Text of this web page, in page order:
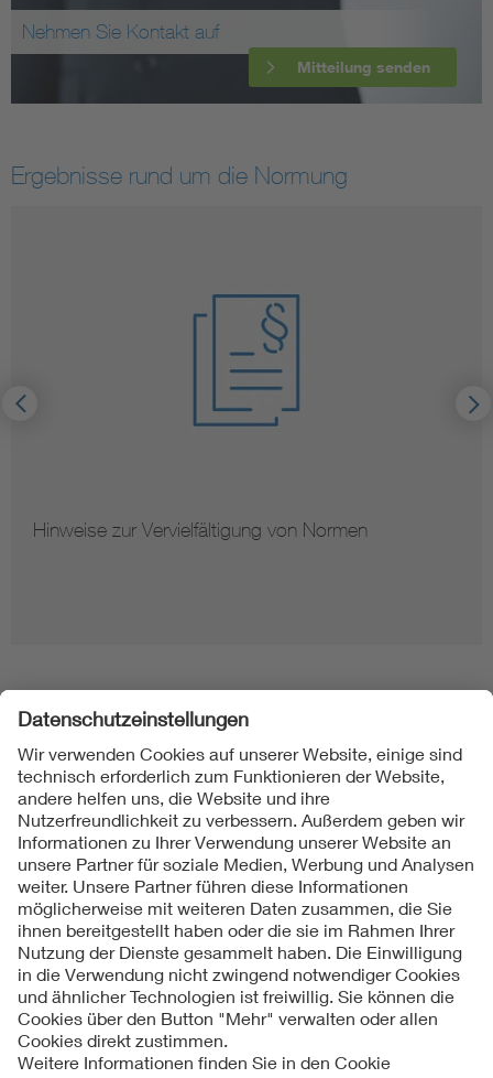
Nehmen Sie Kontakt auf
Mitteilung senden
Ergebnisse rund um die Normung
Hinweise zur Vervielfältigung von Normen
Folgen Sie uns
Kontakt
Impressum
Datenschutzinformationen